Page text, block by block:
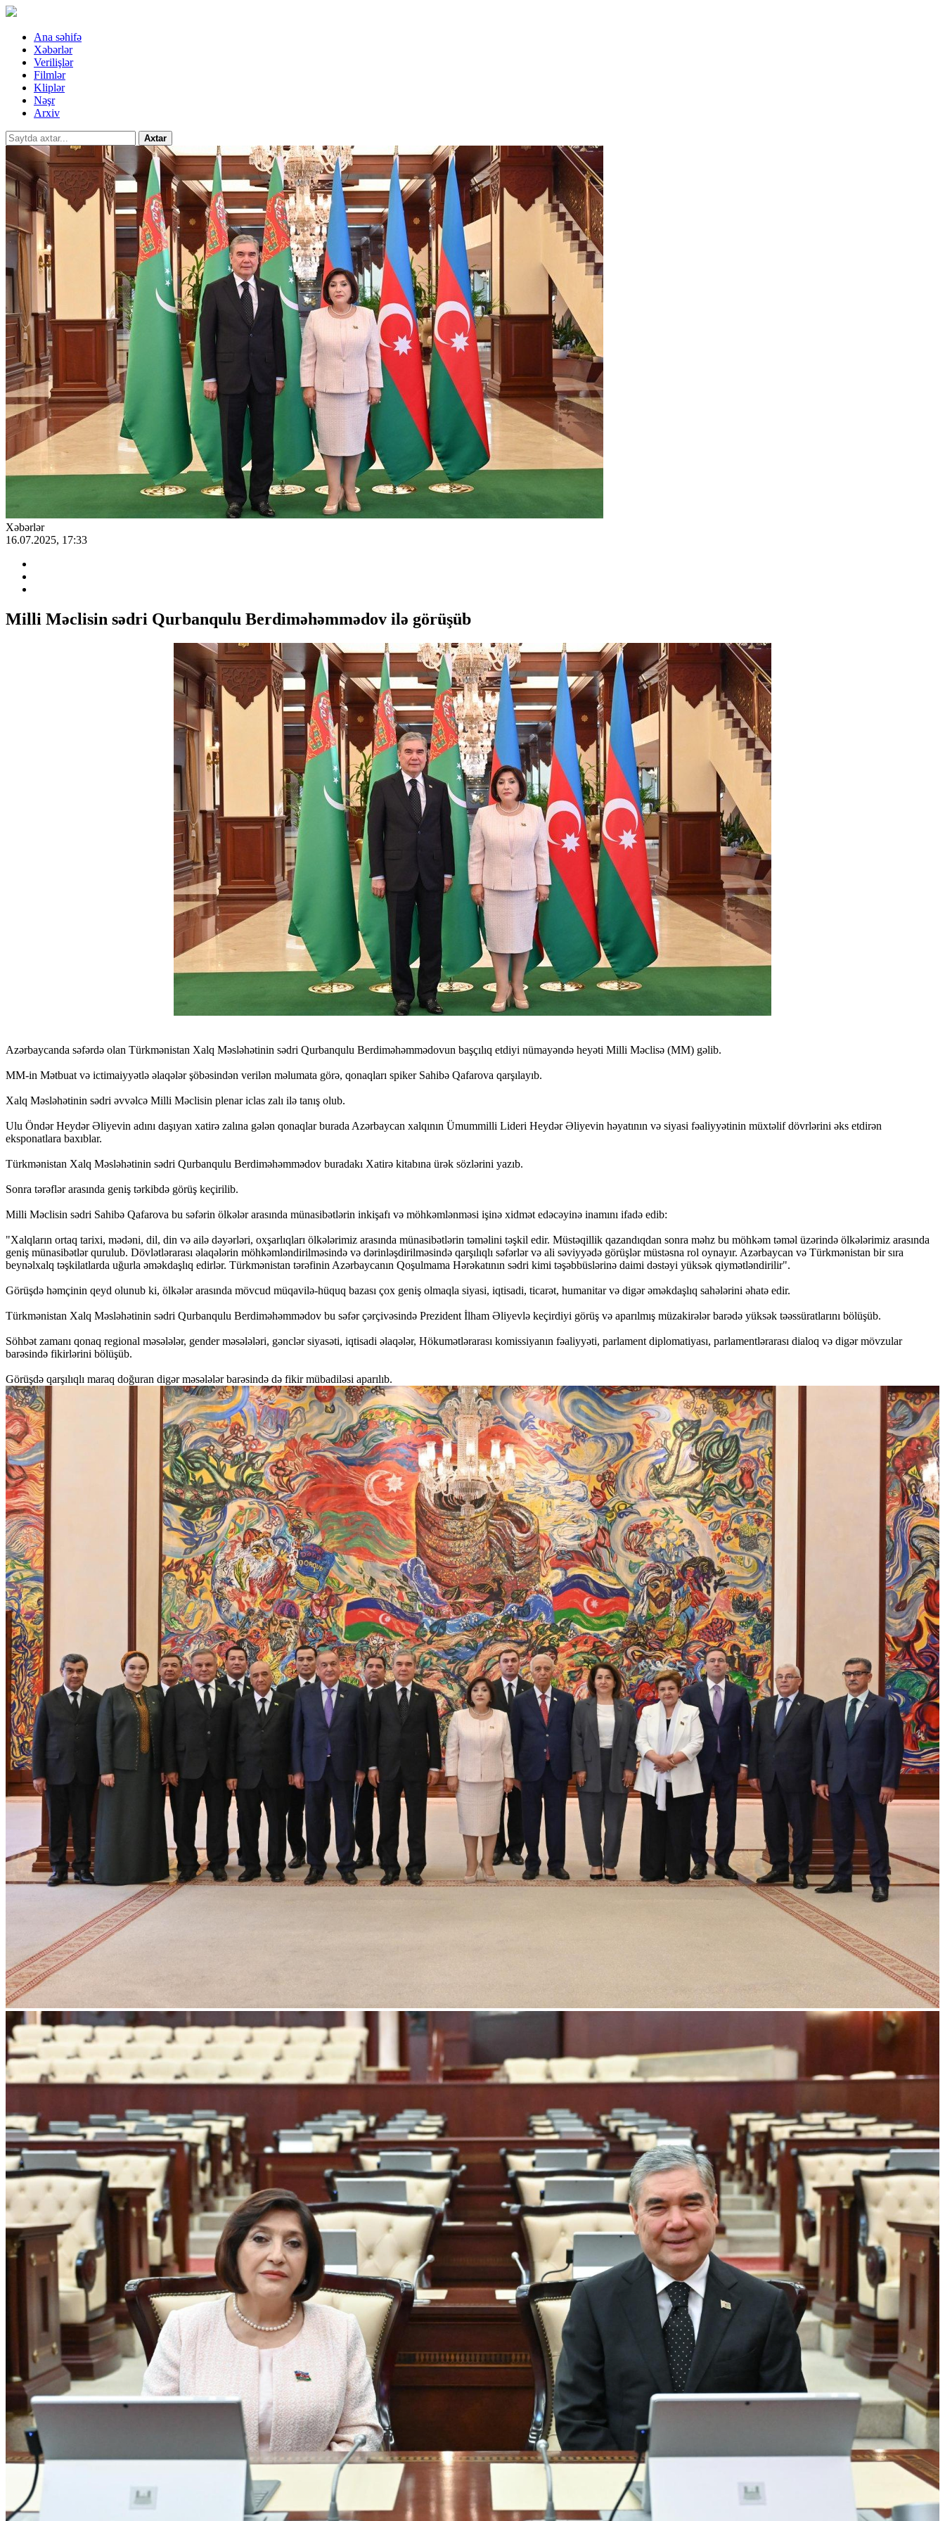
Ana səhifə
Xəbərlər
Verilişlər
Filmlər
Kliplər
Nəşr
Arxiv
Axtar
Xəbərlər
16.07.2025, 17:33
Milli Məclisin sədri Qurbanqulu Berdiməhəmmədov ilə görüşüb
Azərbaycanda səfərdə olan Türkmənistan Xalq Məsləhətinin sədri Qurbanqulu Berdiməhəmmədovun başçılıq etdiyi nümayəndə heyəti Milli Məclisə (MM) gəlib.
MM-in Mətbuat və ictimaiyyətlə əlaqələr şöbəsindən verilən məlumata görə, qonaqları spiker Sahibə Qafarova qarşılayıb.
Xalq Məsləhətinin sədri əvvəlcə Milli Məclisin plenar iclas zalı ilə tanış olub.
Ulu Öndər Heydər Əliyevin adını daşıyan xatirə zalına gələn qonaqlar burada Azərbaycan xalqının Ümummilli Lideri Heydər Əliyevin həyatının və siyasi fəaliyyətinin müxtəlif dövrlərini əks etdirən
eksponatlara baxıblar.
Türkmənistan Xalq Məsləhətinin sədri Qurbanqulu Berdiməhəmmədov buradakı Xatirə kitabına ürək sözlərini yazıb.
Sonra tərəflər arasında geniş tərkibdə görüş keçirilib.
Milli Məclisin sədri Sahibə Qafarova bu səfərin ölkələr arasında münasibətlərin inkişafı və möhkəmlənməsi işinə xidmət edəcəyinə inamını ifadə edib:
"Xalqların ortaq tarixi, mədəni, dil, din və ailə dəyərləri, oxşarlıqları ölkələrimiz arasında münasibətlərin təməlini təşkil edir. Müstəqillik qazandıqdan sonra məhz bu möhkəm təməl üzərində ölkələrimiz arasında
geniş münasibətlər qurulub. Dövlətlərarası əlaqələrin möhkəmləndirilməsində və dərinləşdirilməsində qarşılıqlı səfərlər və ali səviyyədə görüşlər müstəsna rol oynayır. Azərbaycan və Türkmənistan bir sıra
beynəlxalq təşkilatlarda uğurla əməkdaşlıq edirlər. Türkmənistan tərəfinin Azərbaycanın Qoşulmama Hərəkatının sədri kimi təşəbbüslərinə daimi dəstəyi yüksək qiymətləndirilir".
Görüşdə həmçinin qeyd olunub ki, ölkələr arasında mövcud müqavilə-hüquq bazası çox geniş olmaqla siyasi, iqtisadi, ticarət, humanitar və digər əməkdaşlıq sahələrini əhatə edir.
Türkmənistan Xalq Məsləhətinin sədri Qurbanqulu Berdiməhəmmədov bu səfər çərçivəsində Prezident İlham Əliyevlə keçirdiyi görüş və aparılmış müzakirələr barədə yüksək təəssüratlarını bölüşüb.
Söhbət zamanı qonaq regional məsələlər, gender məsələləri, gənclər siyasəti, iqtisadi əlaqələr, Hökumətlərarası komissiyanın fəaliyyəti, parlament diplomatiyası, parlamentlərarası dialoq və digər mövzular
barəsində fikirlərini bölüşüb.
Görüşdə qarşılıqlı maraq doğuran digər məsələlər barəsində də fikir mübadiləsi aparılıb.